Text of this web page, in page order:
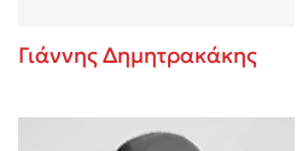
Γιάννης Δημητρακάκης